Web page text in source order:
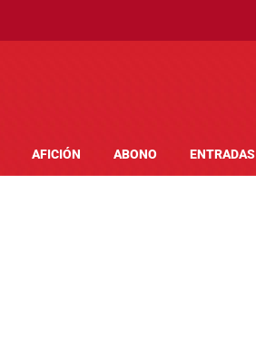
AFICIÓN ABONO ENTRADAS